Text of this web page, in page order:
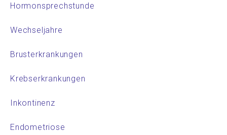
Hormonsprechstunde
Wechseljahre
Brusterkrankungen
Krebserkrankungen
Inkontinenz
Endometriose